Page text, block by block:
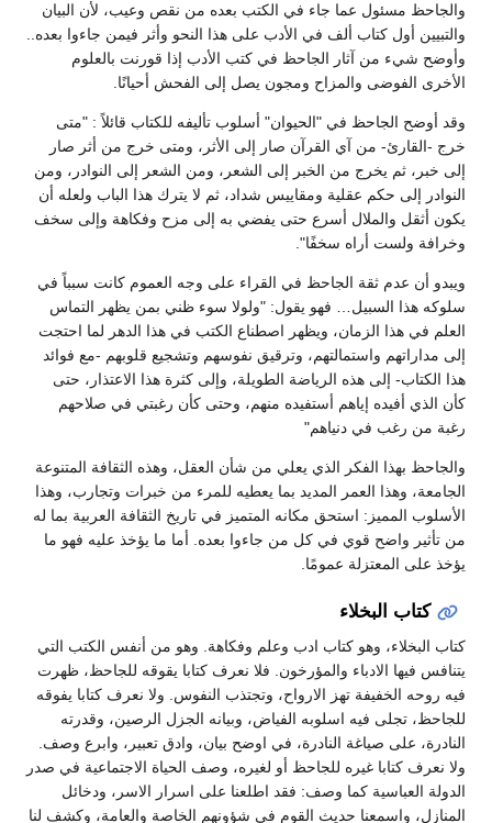
والجاحظ مسئول عما جاء في الكتب بعده من نقص وعيب، لأن البيان
والتبيين أول كتاب ألف في الأدب على هذا النحو وأثر فيمن جاءوا بعده..
وأوضح شيء من آثار الجاحظ في كتب الأدب إذا قورنت بالعلوم
الأخرى الفوضى والمزاح ومجون يصل إلى الفحش أحيانًا.
وقد أوضح الجاحظ في "الحيوان" أسلوب تأليفه للكتاب قائلاً : "متى
خرج -القارئ- من آي القرآن صار إلى الأثر، ومتى خرج من أثر صار
إلى خبر، ثم يخرج من الخبر إلى الشعر، ومن الشعر إلى النوادر، ومن
النوادر إلى حكم عقلية ومقاييس شداد، ثم لا يترك هذا الباب ولعله أن
يكون أثقل والملال أسرع حتى يفضي به إلى مزح وفكاهة وإلى سخف
وخرافة ولست أراه سخفًا".
ويبدو أن عدم ثقة الجاحظ في القراء على وجه العموم كانت سبباً في
سلوكه هذا السبيل… فهو يقول: "ولولا سوء ظني بمن يظهر التماس
العلم في هذا الزمان، ويظهر اصطناع الكتب في هذا الدهر لما احتجت
إلى مداراتهم واستمالتهم، وترقيق نفوسهم وتشجيع قلوبهم -مع فوائد
هذا الكتاب- إلى هذه الرياضة الطويلة، وإلى كثرة هذا الاعتذار، حتى
كأن الذي أفيده إياهم أستفيده منهم، وحتى كأن رغبتي في صلاحهم
رغبة من رغب في دنياهم"
والجاحظ بهذا الفكر الذي يعلي من شأن العقل، وهذه الثقافة المتنوعة
الجامعة، وهذا العمر المديد بما يعطيه للمرء من خبرات وتجارب، وهذا
الأسلوب المميز: استحق مكانه المتميز في تاريخ الثقافة العربية بما له
من تأثير واضح قوي في كل من جاءوا بعده. أما ما يؤخذ عليه فهو ما
يؤخذ على المعتزلة عمومًا.
كتاب البخلاء
كتاب البخلاء، وهو كتاب ادب وعلم وفكاهة. وهو من أنفس الكتب التي
يتنافس فيها الادباء والمؤرخون. فلا نعرف كتابا يقوقه للجاحظ، ظهرت
فيه روحه الخفيفة تهز الارواح، وتجتذب النفوس. ولا نعرف كتابا يفوقه
للجاحظ، تجلى فيه اسلوبه الفياض، وبيانه الجزل الرصين، وقدرته
النادرة، على صياغة النادرة، في اوضح بيان، وادق تعبير، وابرع وصف.
ولا نعرف كتابا غيره للجاحظ أو لغيره، وصف الحياة الاجتماعية في صدر
الدولة العباسية كما وصف: فقد اطلعنا على اسرار الاسر، ودخائل
المنازل، واسمعنا حديث القوم في شؤونهم الخاصة والعامة، وكشف لنا